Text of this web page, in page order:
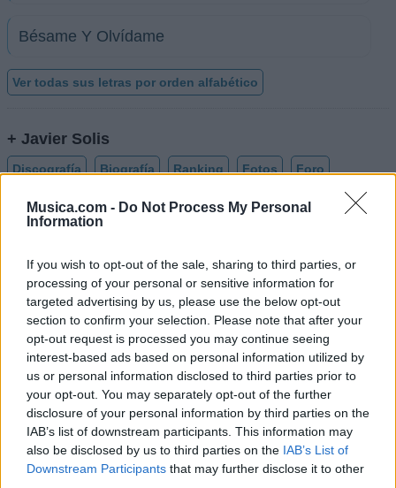
Musica.com - Do Not Process My Personal
Information
If you wish to opt-out of the sale, sharing to third parties, or
processing of your personal or sensitive information for
targeted advertising by us, please use the below opt-out
section to confirm your selection. Please note that after your
opt-out request is processed you may continue seeing
interest-based ads based on personal information utilized by
us or personal information disclosed to third parties prior to
your opt-out. You may separately opt-out of the further
disclosure of your personal information by third parties on the
IAB’s list of downstream participants. This information may
also be disclosed by us to third parties on the IAB’s List of
Downstream Participants that may further disclose it to other
Bésame Y Olvídame
Ver todas sus letras por orden alfabético
+ Javier Solis
Discografía Biografía Ranking Fotos Foro
Añadir Letra
Biografía de Javier Solis
Javier Solís: La Voz del Bolero Ranchero
Ranking de Javier Solis
Javier Solis está en la posición180 del ranking de
esta semana, su mejor puesto ha sido el 37º
diciembre de 2021.
¿Apoyar a Javier Solis?